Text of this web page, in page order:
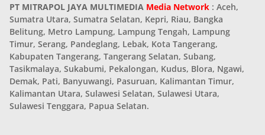
PT MITRAPOL JAYA MULTIMEDIA Media Network : Aceh,
Sumatra Utara, Sumatra Selatan, Kepri, Riau, Bangka
Belitung, Metro Lampung, Lampung Tengah, Lampung
Timur, Serang, Pandeglang, Lebak, Kota Tangerang,
Kabupaten Tangerang, Tangerang Selatan, Subang,
Tasikmalaya, Sukabumi, Pekalongan, Kudus, Blora, Ngawi,
Demak, Pati, Banyuwangi, Pasuruan, Kalimantan Timur,
Kalimantan Utara, Sulawesi Selatan, Sulawesi Utara,
Sulawesi Tenggara, Papua Selatan.